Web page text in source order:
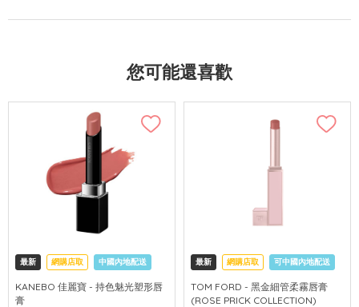
您可能還喜歡
最新 網購店取 中國內地配送
KANEBO 佳麗寶 - 持色魅光塑形唇
膏
最新 網購店取 可中國內地配送
TOM FORD - 黑金細管柔霧唇膏
(ROSE PRICK COLLECTION)